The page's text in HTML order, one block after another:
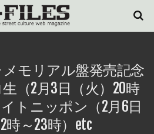
– メモリアル盤発売記念
（2月3日（火）20時
トニッポン（2月6日
時～23時）etc